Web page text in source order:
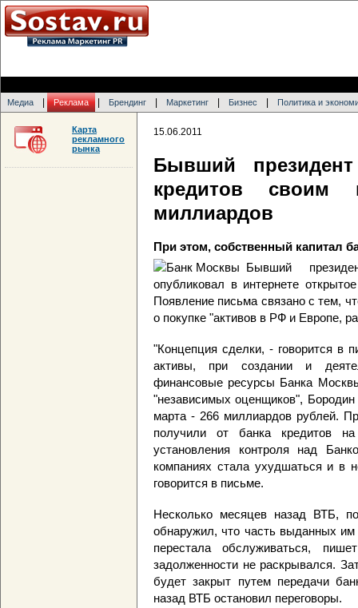
Медиа Реклама Брендинг Маркетинг Бизнес Политика и
15.06.2011
Бывший
кредитов своим
миллиардов
При этом, собственный капитал
Бывший
опубликовал в интернете
Появление письма связано с тем,
о покупке "активов в РФ и Европе,
"Концепция сделки, - говорится в
активы, при создании и
финансовые ресурсы Банка
"независимых оценщиков", Бородин
марта - 266 миллиардов рублей.
получили от банка кредитов
установления контроля над
компаниях стала ухудшаться и в
говорится в письме.
Несколько месяцев назад ВТБ,
обнаружил, что часть выданных
перестала обслуживаться,
задолженности не раскрывался.
будет закрыт путем передачи
назад ВТБ остановил переговоры.
Карта
рекламного
рынка